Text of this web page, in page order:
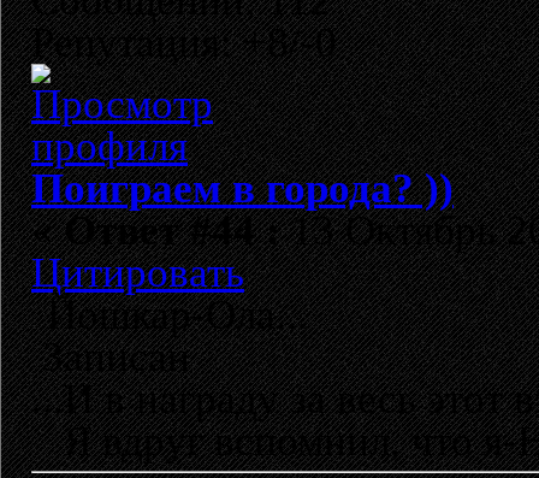
Репутация: +8/-0
Поиграем в города? ))
«Ответ #44 :13 Октябрь
Цитировать
Йошкар-Ола...
Записан
...И в награду за весь этот
Я вдруг вспомнил, что я-